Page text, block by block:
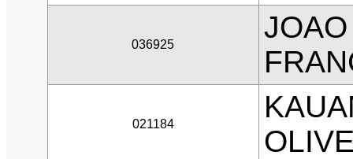
036925
021184